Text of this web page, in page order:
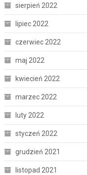
sierpień 2022
lipiec 2022
czerwiec 2022
maj 2022
kwiecień 2022
marzec 2022
luty 2022
styczeń 2022
grudzień 2021
listopad 2021